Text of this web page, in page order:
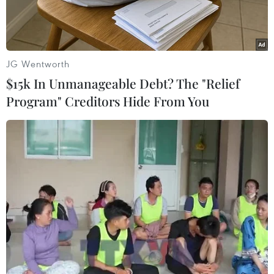
dân Xã hộivà đảng Tự do Xã hội nhằm thành lập
chính phủ liên minh 3 đảng sau cuộc tổngtuyển
cử cách đây 2 tuần.
Thorning-Schmidt, dự kiến sẽ trởthành người
đứng đầu chính phủ mới, cho biết đã hoàn tất
cương lĩnh chính sáchcủa chính phủ liên minh
nhằm đưa đất nước thoát ra khỏi thời kỳ khủng
hoảng kinhtế và hiện đại hóa Đan Mạch.
Bà Thorning-Schmidt dự định sẽ "kích hoạt" đà
tăng trưởng kinh tế bằng mộtgói kích thích trị
giá 10 tỷkrone(1,8 tỷ USD), tăngcường đầu tư
cho giáo dục và cơ sở hạ tầng và cân bằng ngân
sách nhà nước vàonăm 2020. Bà cũng cho biết
JG Wentworth
$15k In Unmanageable Debt? The "Relief
Program" Creditors Hide From You